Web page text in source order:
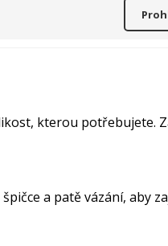
kterou potřebujete.
a patě vázání, aby